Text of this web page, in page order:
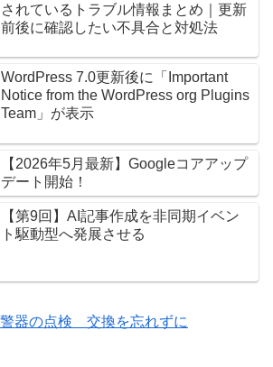
されているトラブル情報まとめ｜更新
前後に確認したい不具合と対処法
WordPress 7.0更新後に「Important
Notice from the WordPress org Plugins
Team」が表示
【2026年5月最新】Googleコアアップ
デート開始！
【第9回】AI記事作成を非同期イベン
ト駆動型へ発展させる